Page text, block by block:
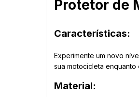
Protetor de
Características:
Experimente um novo
sua motocicleta
Material: